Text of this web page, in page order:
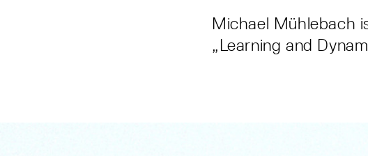
Michael Mühlebach
„Learning and